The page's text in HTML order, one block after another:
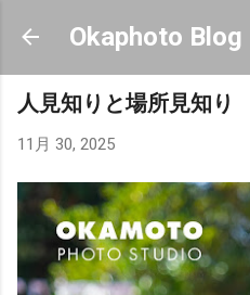
スキップしてメイ
Okaphoto Blog
人見知りと場所見知り
11月 30, 2025